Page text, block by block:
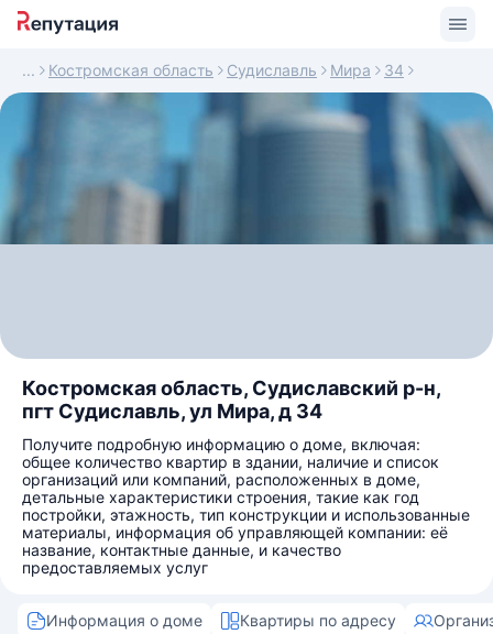
Костромская область Судиславль Мира 34
Костромская область, Судиславский р-н,
пгт Судиславль, ул Мира, д 34
Получите подробную информацию о доме, включая:
общее количество квартир в здании, наличие и список
организаций или компаний, расположенных в доме,
детальные характеристики строения, такие как год
постройки, этажность, тип конструкции и использованные
материалы, информация об управляющей компании: её
название, контактные данные, и качество
предоставляемых услуг
Информация о доме Квартиры по адресу